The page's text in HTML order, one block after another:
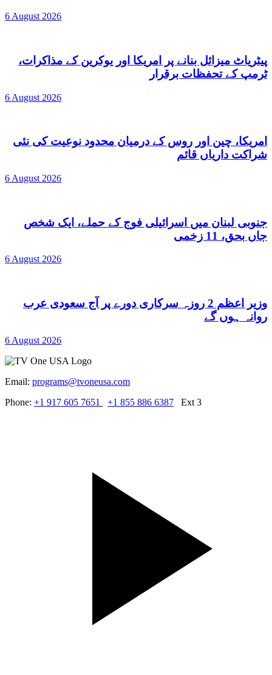
6 August 2026
پیٹریاٹ میزائل بنانے پر امریکا اور یوکرین کے مذاکرات،
ٹرمپ کے تحفظات برقرار
6 August 2026
امریکا، چین اور روس کے درمیان محدود نوعیت کی نئی
شراکت داریاں قائم
6 August 2026
جنوبی لبنان میں اسرائیلی فوج کے حملے، ایک شخص
جاں بحق، 11 زخمی
6 August 2026
وزیر اعظم 2 روزہ سرکاری دورے پر آج سعودی عرب
روانہ ہوں گے
6 August 2026
Email: programs@tvoneusa.com
Phone: +1 917 605 7651 +1 855 886 6387 Ext 3